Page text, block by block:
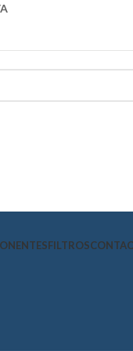
FILTROS